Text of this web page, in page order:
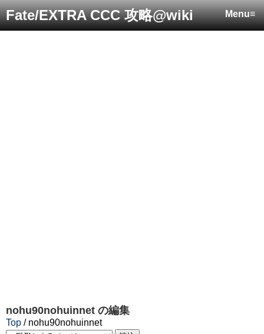
Menu≡
Fate/EXTRA CCC 攻略@wiki
nohu90nohuinnet の編集
Top / nohu90nohuinnet